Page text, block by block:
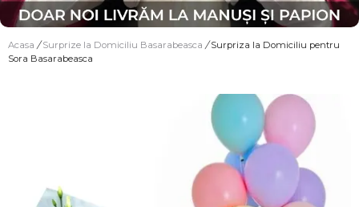
Acasa / Surprize la Domiciliu Basarabeasca / Surpriza la Domiciliu pentru
Sora Basarabeasca